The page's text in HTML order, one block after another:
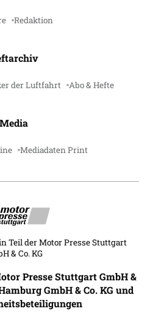
Redaktion
der Luftfahrt Abo & Hefte
Media
Mediadaten Print
Teil der Motor Presse Stuttgart
& Co. KG
Presse Stuttgart GmbH &
GmbH & Co. KG und